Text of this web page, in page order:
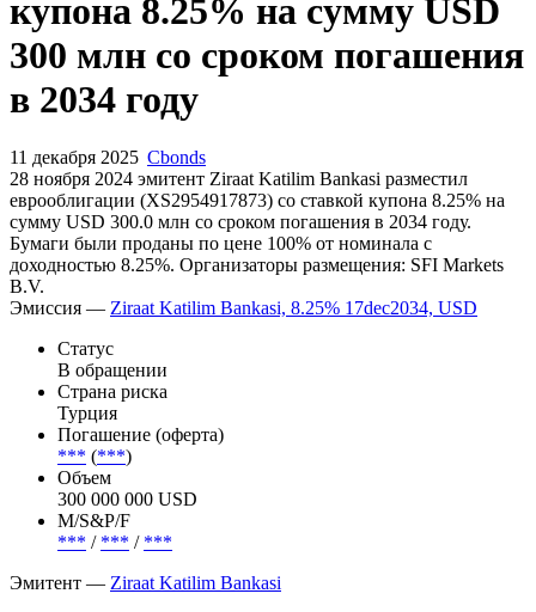
купона 8.25% на сумму USD
300 млн со сроком погашения
в 2034 году
11 декабря 2025 Cbonds
28 ноября 2024 эмитент Ziraat Katilim Bankasi разместил
еврооблигации (XS2954917873) cо ставкой купона 8.25% на
сумму USD 300.0 млн со сроком погашения в 2034 году.
Бумаги были проданы по цене 100% от номинала с
доходностью 8.25%. Организаторы размещения: SFI Markets
B.V.
Эмиссия — Ziraat Katilim Bankasi, 8.25% 17dec2034, USD
Статус
В обращении
Страна риска
Турция
Погашение (оферта)
*** (***)
Объем
300 000 000 USD
М/S&P/F
*** / *** / ***
Эмитент — Ziraat Katilim Bankasi